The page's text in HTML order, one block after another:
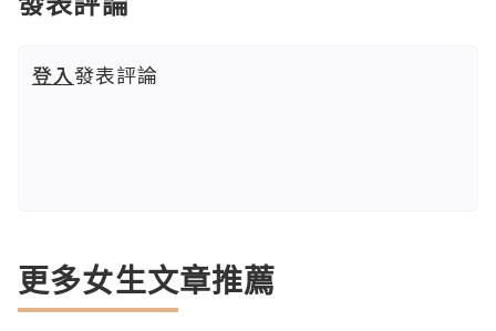
登入發表評論
更多女生文章推薦